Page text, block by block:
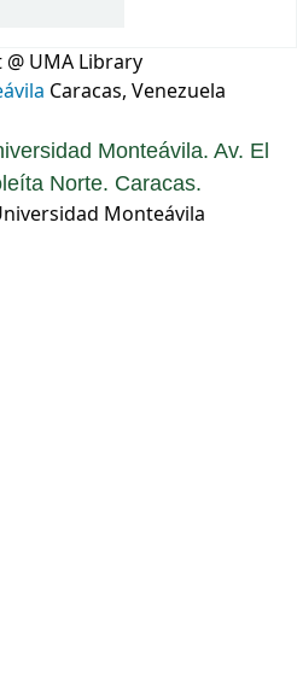
UMA Library
Caracas, Venezuela
Monteávila. Av. El
Norte. Caracas.
Monteávila